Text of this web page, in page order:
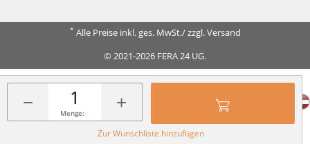
− +
Menge:
Zur Wunschliste hinzufügen
* Alle Preise inkl. ges. MwSt./ zzgl. Versand
© 2021-2026 FERA 24 UG.
FERA INTERNATIONAL: